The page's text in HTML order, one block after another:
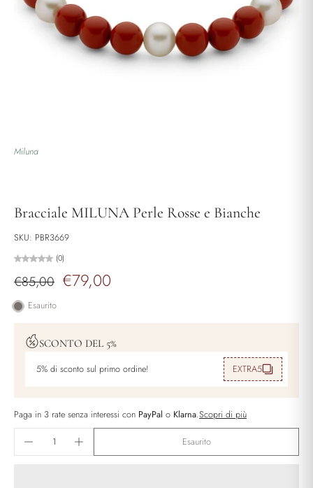
Miluna
Bracciale MILUNA Perle Rosse e Bianche
SKU: PBR3669
(0)
€85,00 €79,00
Esaurito
SCONTO DEL 5%
5% di sconto sul primo ordine! EXTRA5
Paga in 3 rate senza interessi con PayPal o Klarna.Scopri di più
Esaurito